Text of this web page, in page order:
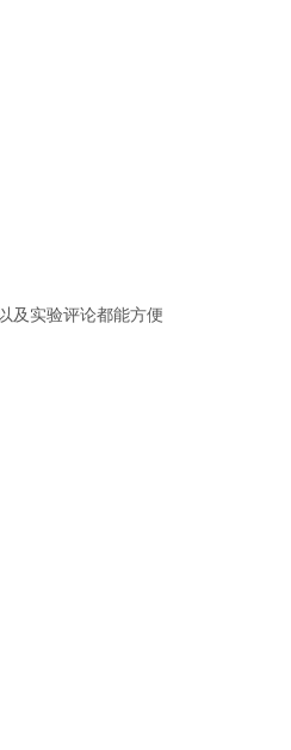
及实验评论都能方便